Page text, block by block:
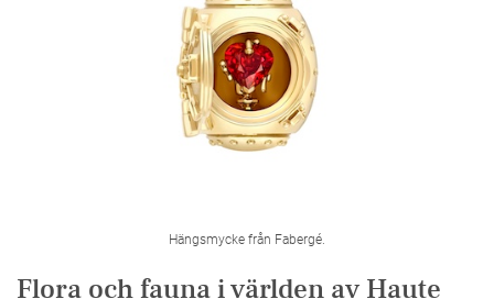
Hängsmycke från Fabergé.
Flora och fauna i världen av Haute